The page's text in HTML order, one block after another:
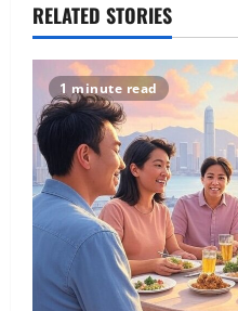
RELATED STORIES
1 minute read
2
生活與成長
15篇必
系列
2025 年
人工智慧
軟體實務操